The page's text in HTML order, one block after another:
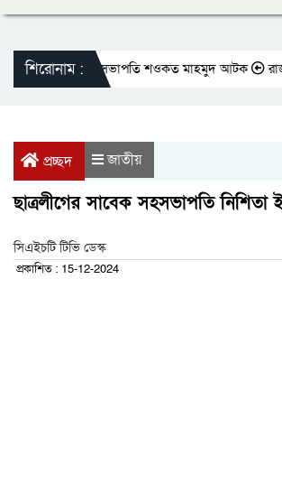
শিরোনাম :সাবেক সভাপতি শওকত মাহমুদ আটক
প্রচ্ছদ জাতীয়
ছাত্রলীগের সাবেক সহসভাপতি নিশিতা
সিএইচটি টিভি ডেস্ক
প্রকাশিত : 15-12-2024